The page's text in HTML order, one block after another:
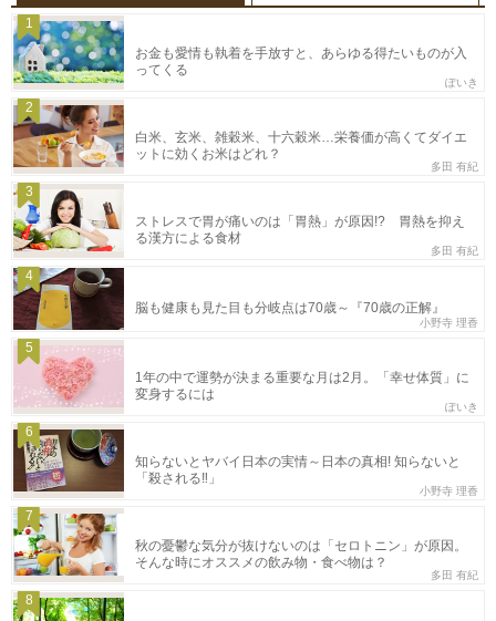
1
お金も愛情も執着を手放すと、あらゆる得たいものが入
ってくる
ぽいき
2
白米、玄米、雑穀米、十六穀米…栄養価が高くてダイエ
ットに効くお米はどれ？
多田 有紀
3
ストレスで胃が痛いのは「胃熱」が原因!? 胃熱を抑え
る漢方による食材
多田 有紀
4
脳も健康も見た目も分岐点は70歳～『70歳の正解』
小野寺 理香
5
1年の中で運勢が決まる重要な月は2月。「幸せ体質」に
変身するには
ぽいき
6
知らないとヤバイ日本の実情～日本の真相! 知らないと
「殺される‼」
小野寺 理香
7
秋の憂鬱な気分が抜けないのは「セロトニン」が原因。
そんな時にオススメの飲み物・食べ物は？
多田 有紀
8